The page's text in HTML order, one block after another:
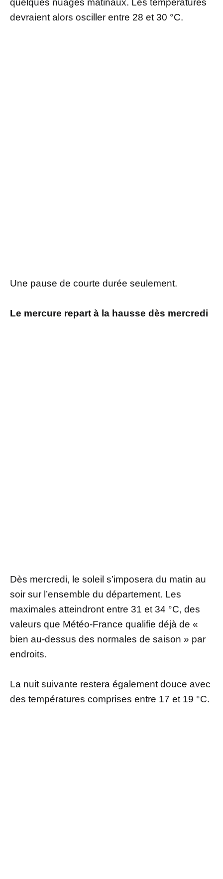
quelques nuages matinaux. Les températures
devraient alors osciller entre 28 et 30 °C.
Une pause de courte durée seulement.
Le mercure repart à la hausse dès mercredi
Dès mercredi, le soleil s’imposera du matin au
soir sur l’ensemble du département. Les
maximales atteindront entre 31 et 34 °C, des
valeurs que Météo-France qualifie déjà de «
bien au-dessus des normales de saison » par
endroits.
La nuit suivante restera également douce avec
des températures comprises entre 17 et 19 °C.